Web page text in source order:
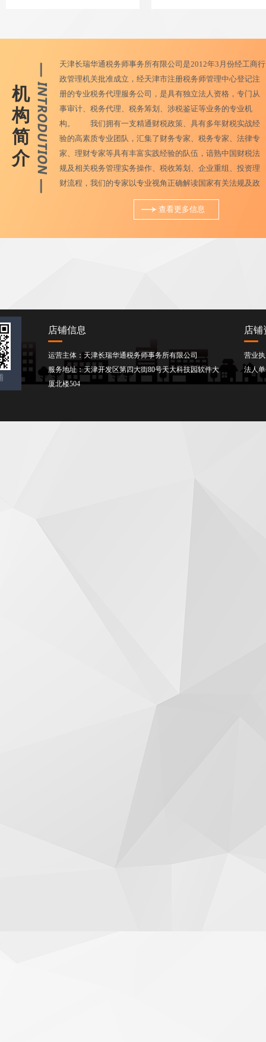
机
构
简
介
天津长瑞华通税务师事务所有限公司是2012年3月份经工商行
政管理机关批准成立，经天津市注册税务师管理中心登记注
册的专业税务代理服务公司，是具有独立法人资格，专门从
事审计、税务代理、税务筹划、涉税鉴证等业务的专业机
构。 我们拥有一支精通财税政策、具有多年财税实战经
验的高素质专业团队，汇集了财务专家、税务专家、法律专
家、理财专家等具有丰富实践经验的队伍，谙熟中国财税法
规及相关税务管理实务操作、税收筹划、企业重组、投资理
财流程，我们的专家以专业视角正确解读国家有关法规及政
策，帮助客户快速合理运用国家的各种税收政策及相关法
律，协助客户在市场竞争中和不断变化的财税法规体系中降
查看更多信息